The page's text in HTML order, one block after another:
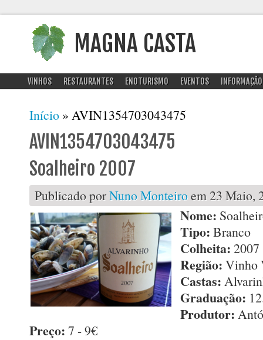
MAGNA CASTA
VINHOS RESTAURANTES ENOTURISMO EVENTOS INFORMAÇÃO
Está aqui
Início » AVIN1354703043475
AVIN1354703043475
Soalheiro 2007
Publicado porNuno Monteiroem 23 Maio,
Nome:
Tipo: Branco
Colheita: 2007
Região: Vinho
Castas:
Graduação:
Produtor:
Preço: 7 - 9€